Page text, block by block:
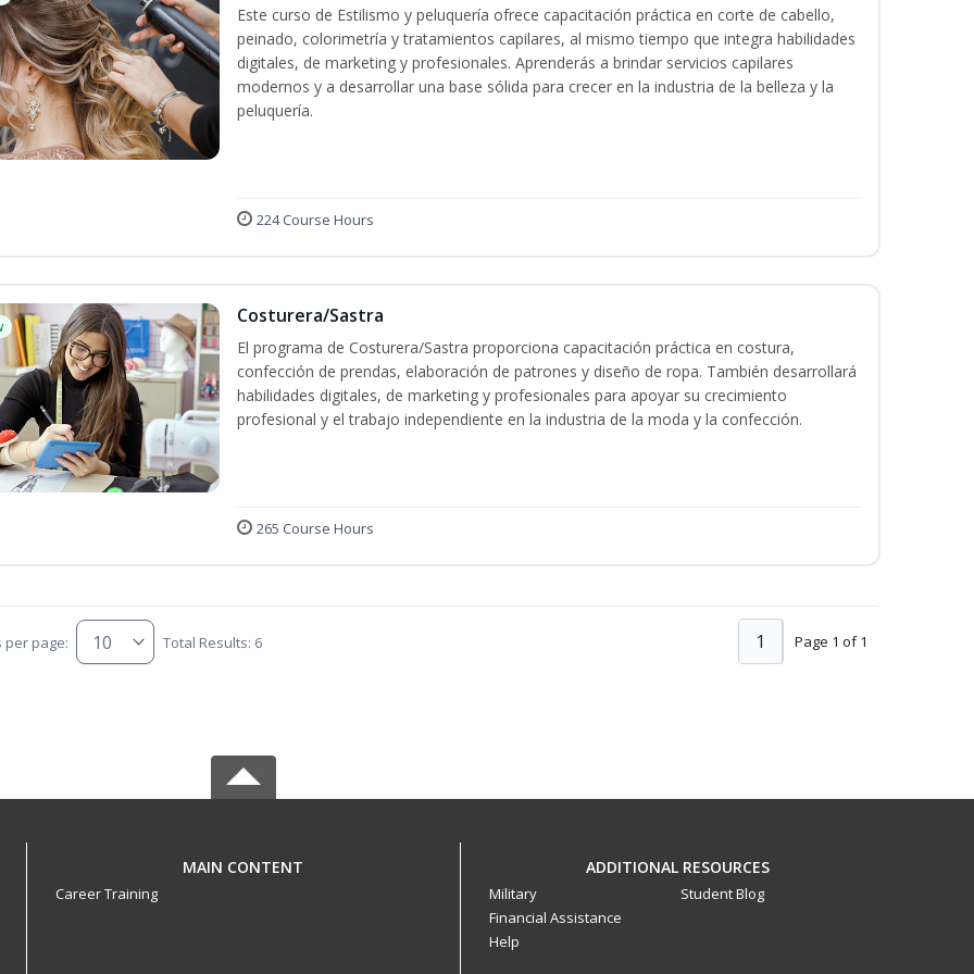
Este curso de Estilismo y peluquería ofrece capacitación práctica en corte de cabello,
peinado, colorimetría y tratamientos capilares, al mismo tiempo que integra habilidades
digitales, de marketing y profesionales. Aprenderás a brindar servicios capilares
modernos y a desarrollar una base sólida para crecer en la industria de la belleza y la
peluquería.
224 Course Hours
Costurera/Sastra
El programa de Costurera/Sastra proporciona capacitación práctica en costura,
confección de prendas, elaboración de patrones y diseño de ropa. También desarrollará
habilidades digitales, de marketing y profesionales para apoyar su crecimiento
profesional y el trabajo independiente en la industria de la moda y la confección.
265 Course Hours
per page: Total Results: 6 Page 1 of 1
1
MAIN CONTENT
Career Training
ADDITIONAL RESOURCES
Military
Financial Assistance
Help
Student Blog